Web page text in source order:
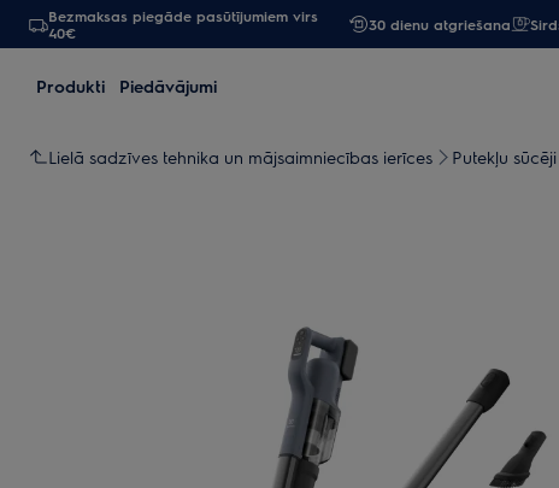
Bezmaksas piegāde pasūtījumiem virs
40€
30 dienu atgriešana
Produkti Piedāvājumi
Lielā sadzīves tehnika un mājsaimniecības ierīces Putekļu sūcēji